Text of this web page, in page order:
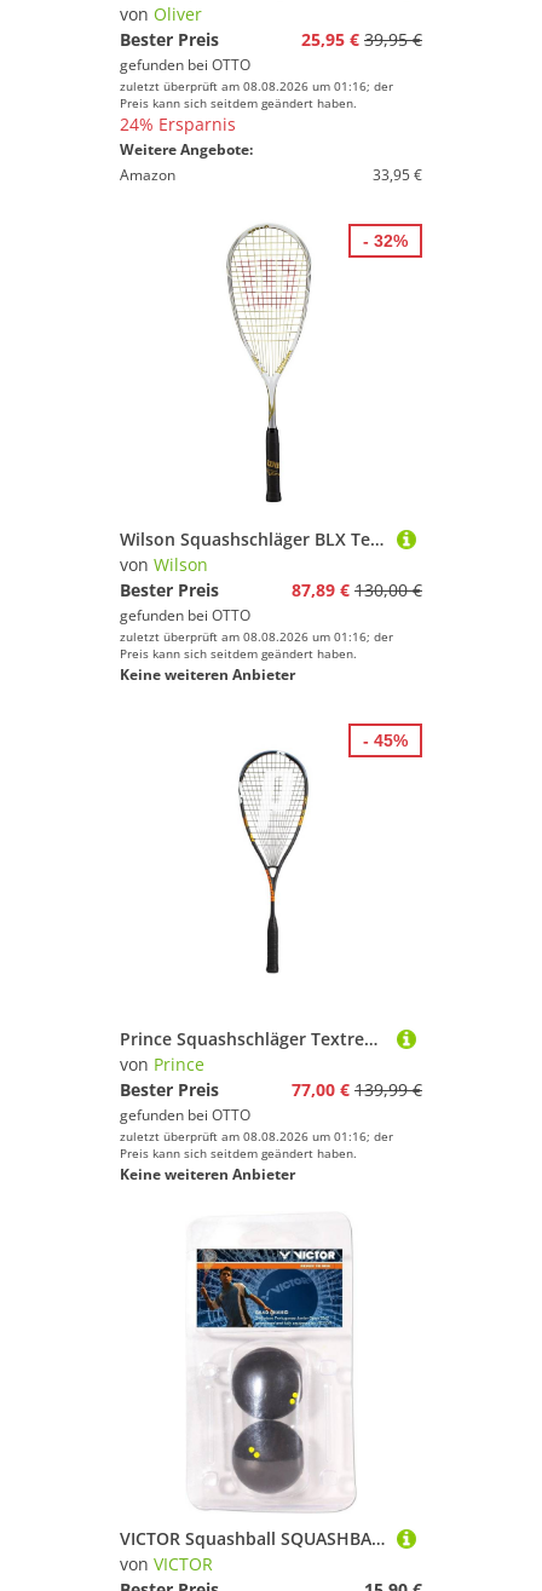
von Oliver
Bester Preis
25,95 € 39,95 €
gefunden bei OTTO
zuletzt überprüft am 08.08.2026 um 01:16; der
Preis kann sich seitdem geändert haben.
24% Ersparnis
Weitere Angebote:
Amazon
33,95 €
Wilson Squashschläger BLX Tempest 120 (120g/grifflastig/Longstring) - besaitet
von Wilson
Bester Preis
87,89 € 130,00 €
gefunden bei OTTO
zuletzt überprüft am 08.08.2026 um 01:16; der
Preis kann sich seitdem geändert haben.
Keine weiteren Anbieter
- 32%
Prince Squashschläger Textreme Zylon Hyper Pro 550 140g/kopflastig schwarz/bunt - besaitet
von Prince
Bester Preis
77,00 € 139,99 €
gefunden bei OTTO
zuletzt überprüft am 08.08.2026 um 01:16; der
Preis kann sich seitdem geändert haben.
Keine weiteren Anbieter
- 45%
VICTOR Squashball SQUASHBALL 2 x double-yellow, Squashschläger Schläger Racket
von VICTOR